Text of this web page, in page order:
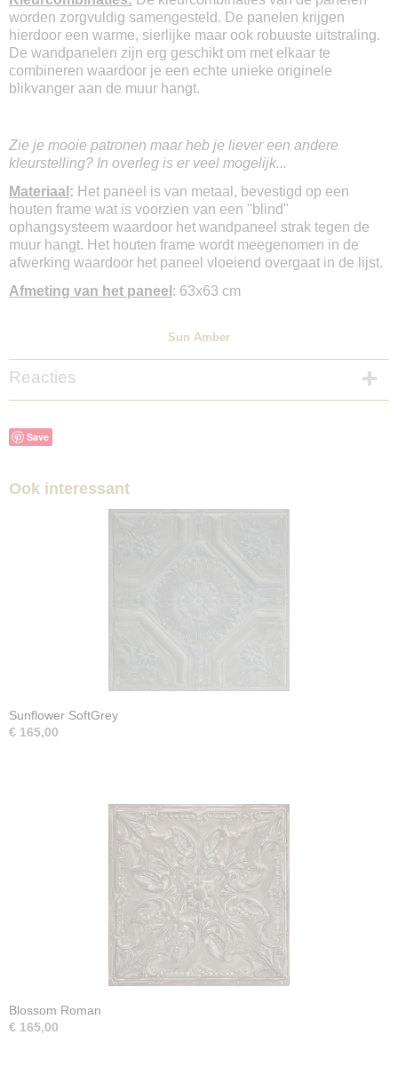
worden zorgvuldig samengesteld. De panelen krijgen
hierdoor een warme, sierlijke maar ook robuuste uitstraling.
De wandpanelen zijn erg geschikt om met elkaar te
combineren waardoor je een echte unieke originele
blikvanger aan de muur hangt.
Zie je mooie patronen maar heb je liever een andere
kleurstelling? In overleg is er veel mogelijk...
Materiaal : Het paneel is van metaal, bevestigd op een
houten frame wat is voorzien van een "blind"
ophangsysteem waardoor het wandpaneel strak tegen de
muur hangt. Het houten frame wordt meegenomen in de
afwerking waardoor het paneel vloeiend overgaat in de lijst.
Afmeting van het paneel : 63x63 cm
Sun Amber
Reacties
Save
Ook interessant
Sunflower SoftGrey
€ 165,00
Blossom Roman
€ 165,00